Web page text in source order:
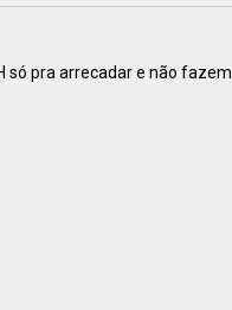
só pra arrecadar e não fazem